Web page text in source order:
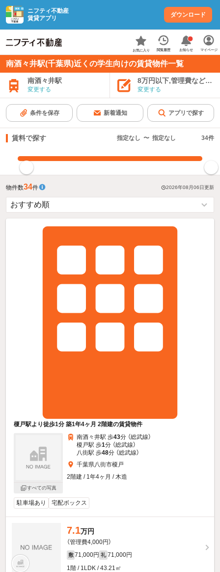
ニフティ不動産
賃貸アプリ
ダウンロード
お気に入り 閲覧履歴 お知らせ マイページ
南酒々井駅(千葉県)近くの学生向けの賃貸物件一覧
南酒々井駅
変更する
8万円以下,管理費など込み
変更する
条件を保存 新着通知 アプリで探す
賃料で探す 指定なし 〜 指定なし 34件
物件数34件 2026年08月06日更新
榎戸駅より徒歩1分 築1年4ヶ月 2階建の賃貸物件
すべての写真
南酒々井駅 歩43分 （総武線）
榎戸駅 歩1分 （総武線）
八街駅 歩48分 （総武線）
千葉県八街市榎戸
2階建 / 1年4ヶ月 / 木造
駐車場あり 宅配ボックス
7.1万円
（管理費4,000円）
敷 71,000円 礼 71,000円
1階 / 1LDK / 43.21㎡